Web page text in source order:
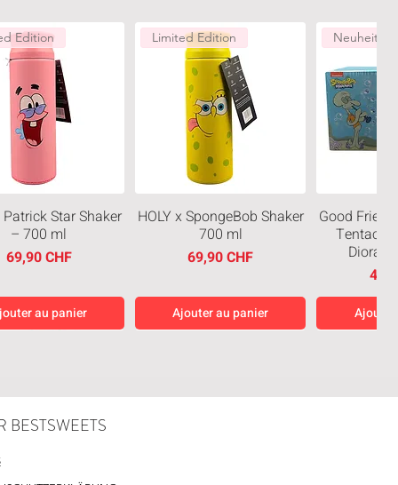
Edition
Patrick Star Shaker
– 700 ml
Prix
69,90 CHF
au panier
Limited Edition
HOLY x SpongeBob Shaker
700 ml
Prix
69,90 CHF
Ajouter au panier
Neuheiten
Good
Prix
BESTSWEETS